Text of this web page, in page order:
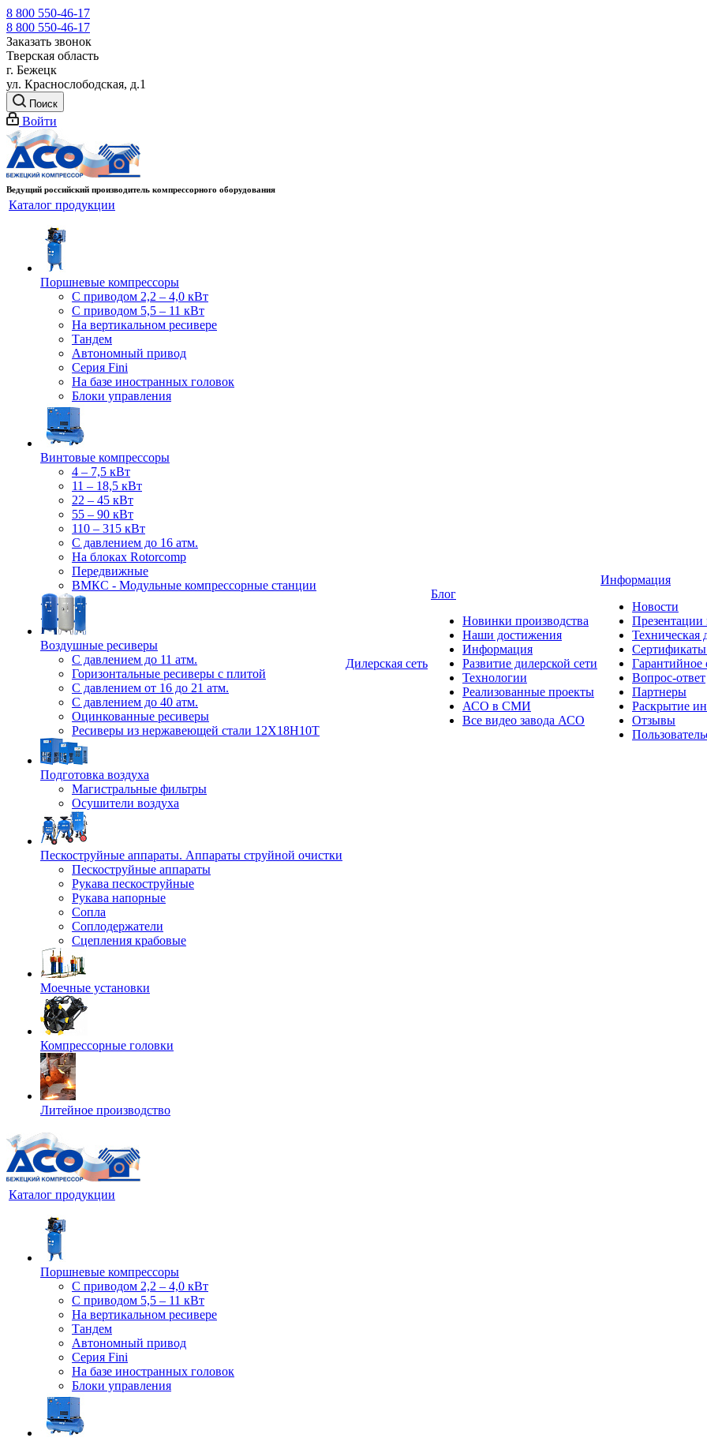
8 800 550-46-17
8 800 550-46-17
Заказать звонок
Тверская область
г. Бежецк
ул. Краснослободская, д.1
Поиск
Войти
Ведущий российский производитель компрессорного оборудования
Каталог продукции
Поршневые компрессоры
С приводом 2,2 – 4,0 кВт
С приводом 5,5 – 11 кВт
На вертикальном ресивере
Тандем
Автономный привод
Серия Fini
На базе иностранных головок
Блоки управления
Винтовые компрессоры
4 – 7,5 кВт
11 – 18,5 кВт
22 – 45 кВт
55 – 90 кВт
110 – 315 кВт
С давлением до 16 атм.
На блоках Rotorcomp
Передвижные
ВМКС - Модульные компрессорные станции
Воздушные ресиверы
С давлением до 11 атм.
Горизонтальные ресиверы с плитой
С давлением от 16 до 21 атм.
С давлением до 40 атм.
Оцинкованные ресиверы
Ресиверы из нержавеющей стали 12Х18Н10Т
Подготовка воздуха
Магистральные фильтры
Осушители воздуха
Пескоструйные аппараты. Аппараты струйной очистки
Пескоструйные аппараты
Рукава пескоструйные
Рукава напорные
Сопла
Соплодержатели
Сцепления крабовые
Моечные установки
Компрессорные головки
Литейное производство
Дилерская сеть
Блог
Новинки производства
Наши достижения
Информация
Развитие дилерской сети
Технологии
Реализованные проекты
АСО в СМИ
Все видео завода АСО
Информация
Новости
Техническая
Сертификаты
Гарантийное
Вопрос-ответ
Партнеры
Раскрытие
Отзывы
Каталог продукции
Поршневые компрессоры
С приводом 2,2 – 4,0 кВт
С приводом 5,5 – 11 кВт
На вертикальном ресивере
Тандем
Автономный привод
Серия Fini
На базе иностранных головок
Блоки управления